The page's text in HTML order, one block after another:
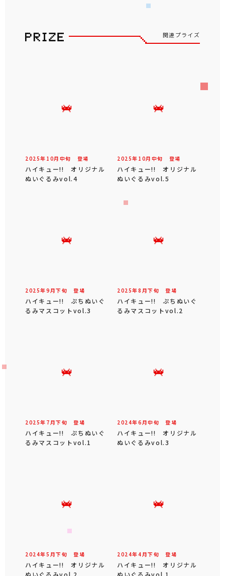
関連プライズ
2025年 10月 中旬 登場
ハイキュー!! オリジナル
ぬいぐるみvol.4
2025年 10月 中旬 登場
ハイキュー!! オリジナル
ぬいぐるみvol.5
2025年9 月下旬 登場
ハイキュー!! ぷちぬいぐ
るみマスコットvol.3
2025年8 月下旬 登場
ハイキュー!! ぷちぬいぐ
るみマスコットvol.2
2025年 7 月下旬 登場
ハイキュー!! ぷちぬいぐ
るみマスコットvol.1
2024年6 月中旬 登場
ハイキュー!! オリジナル
ぬいぐるみvol.3
2024年5 月下旬 登場
ハイキュー!! オリジナル
2024年4 月下旬 登場
ハイキュー!! オリジナル